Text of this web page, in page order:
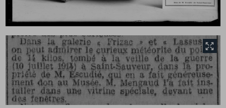
front.tobii.full_size